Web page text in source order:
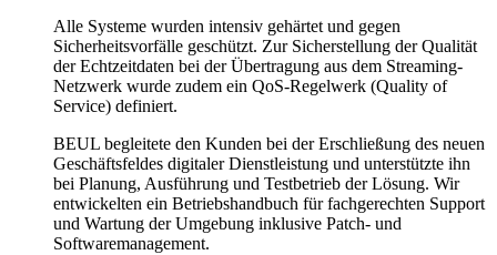
Alle Systeme wurden intensiv gehärtet und gegen
Sicherheitsvorfälle geschützt. Zur Sicherstellung der Qualität
der Echtzeitdaten bei der Übertragung aus dem Streaming-
Netzwerk wurde zudem ein QoS-Regelwerk (Quality of
Service) definiert.
BEUL begleitete den Kunden bei der Erschließung des neuen
Geschäftsfeldes digitaler Dienstleistung und unterstützte ihn
bei Planung, Ausführung und Testbetrieb der Lösung. Wir
entwickelten ein Betriebshandbuch für fachgerechten Support
und Wartung der Umgebung inklusive Patch- und
Softwaremanagement.